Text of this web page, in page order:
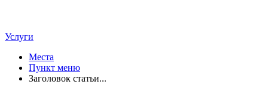
Услуги
Места
Пункт меню
Заголовок статьи...